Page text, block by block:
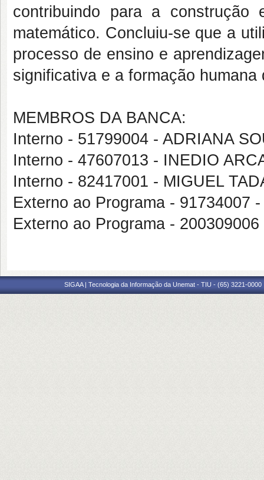
contribuindo para a
matemático. Concluiu-se que a
processo de ensino e
significativa e a formação humana
MEMBROS DA BANCA:
Interno - 51799004 - ADRIANA
Interno - 47607013 - INEDIO
Interno - 82417001 - MIGUEL
Externo ao Programa - 91734007
Externo ao Programa -
SIGAA | Tecnologia da Informação da Unemat - TIU - (65) 3221-